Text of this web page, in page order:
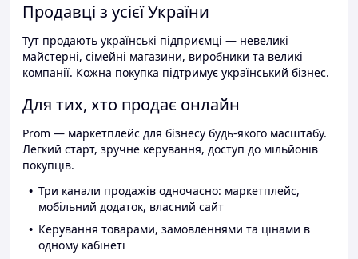
Продавці з усієї України
Тут продають українські підприємці — невеликі
майстерні, сімейні магазини, виробники та великі
компанії. Кожна покупка підтримує український бізнес.
Для тих, хто продає онлайн
Prom — маркетплейс для бізнесу будь-якого масштабу.
Легкий старт, зручне керування, доступ до мільйонів
покупців.
Три канали продажів одночасно: маркетплейс,
мобільний додаток, власний сайт
Керування товарами, замовленнями та цінами в
одному кабінеті